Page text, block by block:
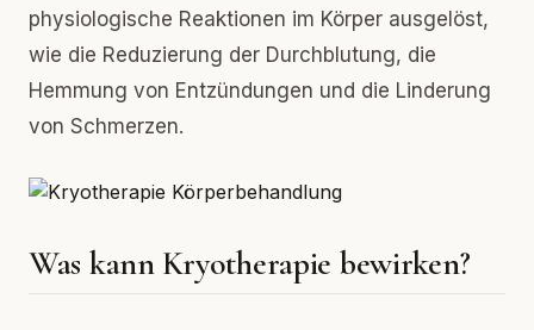
physiologische Reaktionen im Körper ausgelöst,
wie die Reduzierung der Durchblutung, die
Hemmung von Entzündungen und die Linderung
von Schmerzen.
Was kann Kryotherapie bewirken?